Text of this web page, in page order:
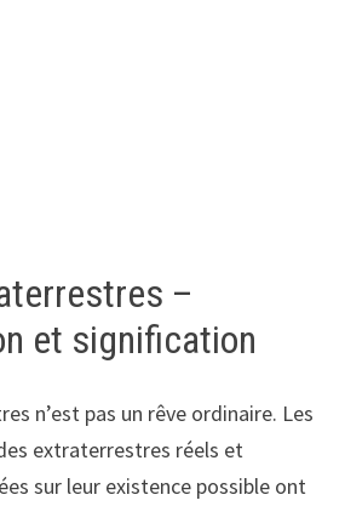
–
et signification
n’est pas un rêve ordinaire. Les
extraterrestres réels et
sur leur existence possible ont